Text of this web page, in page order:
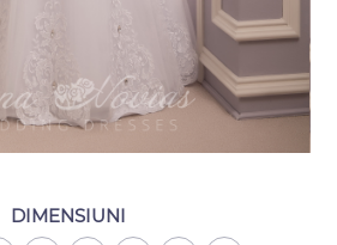
DIMENSIUNI